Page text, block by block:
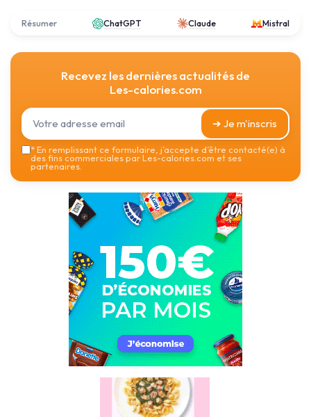
Résumer ChatGPT Claude Mistral
Recevez les dernières actualités de
Les-calories.com
➔ Je m'inscris
*En remplissant ce formulaire, j’accepte d’être contacté(e) à
des fins commerciales par Les-calories.com et ses
partenaires.